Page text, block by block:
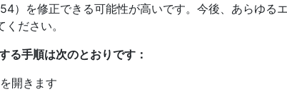
）を修正できる可能性が高いです。今後、あらゆる
ださい。
手順は次のとおりです：
開きます